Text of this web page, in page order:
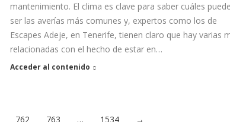
mantenimiento. El clima es clave para saber cuáles
ser las averías más comunes y, expertos como los de
Escapes Adeje, en Tenerife, tienen claro que hay varias
relacionadas con el hecho de estar en…
Acceder al contenido
762 763 … 1534 →